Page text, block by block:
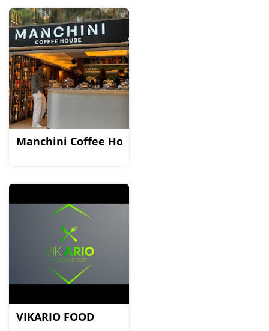
Manchini Coffee House
VIKARIO FOOD